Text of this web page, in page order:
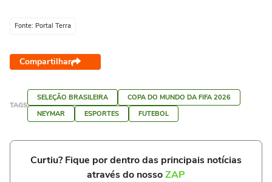
Fonte: Portal Terra
Compartilhar
TAGS
SELEÇÃO BRASILEIRA
COPA DO MUNDO DA FIFA 2026
NEYMAR
ESPORTES FUTEBOL
Curtiu? Fique por dentro das principais notícias
através do nossoZAP